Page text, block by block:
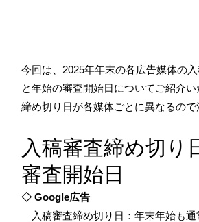
今回は、2025年年末の各広告媒体の
と年始の審査開始日についてご紹介い
締め切り日が各媒体ごとに異なるので
入稿審査締め切り
審査開始日
◇ Google広告
入稿審査締め切り日：年末年始も通